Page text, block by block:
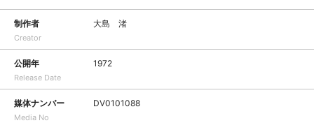
制作者
Creator
大島 渚
公開年
Release Date
1972
媒体ナンバー
Media No
DV0101088